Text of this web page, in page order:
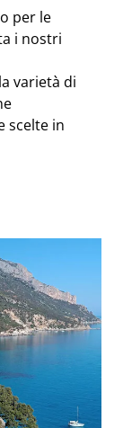
per le
i nostri
varietà di
scelte in